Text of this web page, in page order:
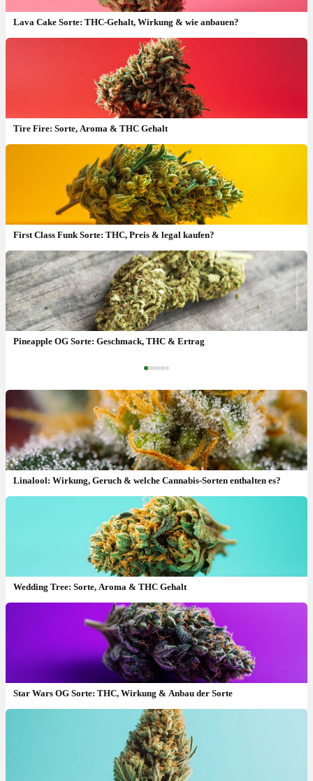
Lava Cake Sorte: THC-Gehalt, Wirkung & wie anbauen?
Tire Fire: Sorte, Aroma & THC Gehalt
First Class Funk Sorte: THC, Preis & legal kaufen?
Pineapple OG Sorte: Geschmack, THC & Ertrag
Garlic Truffle Sorte: THC-Gehalt, Geschmack & kaufen?
Linalool: Wirkung, Geruch & welche Cannabis-Sorten enthalten es?
Wedding Tree: Sorte, Aroma & THC Gehalt
Star Wars OG Sorte: THC, Wirkung & Anbau der Sorte